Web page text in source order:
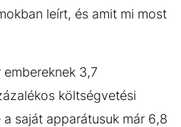
leírt, és amit mi most
3,7
költségvetési
saját apparátusuk már 6,8